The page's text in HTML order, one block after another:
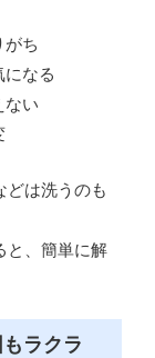
ち
なる
ない
どは洗うのも
と、簡単に解
ラクラ